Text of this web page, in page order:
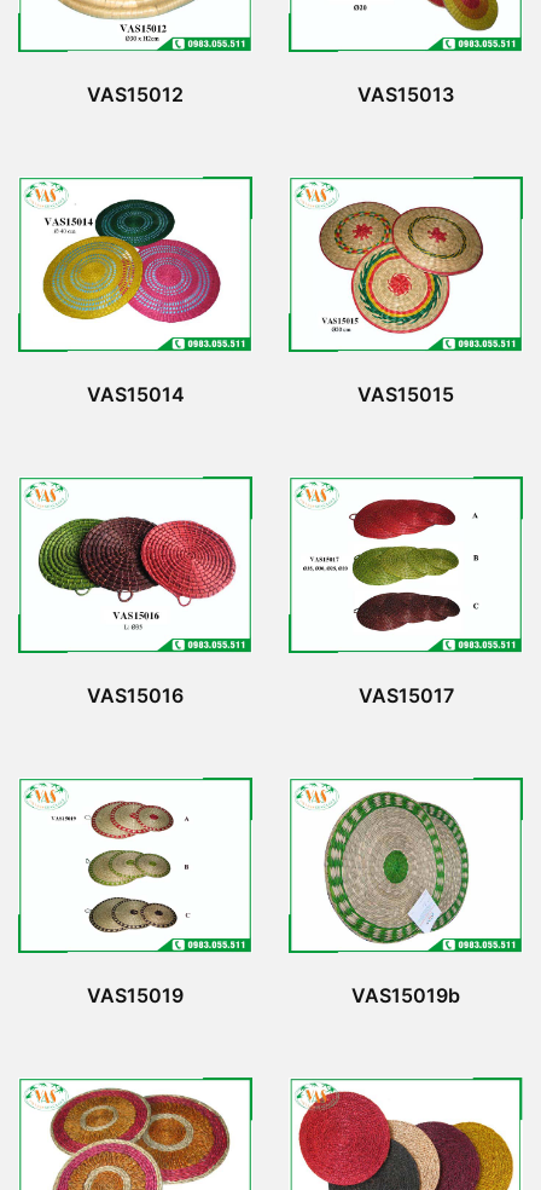
VAS15012 VAS15013
VAS15014 VAS15015
VAS15016 VAS15017
VAS15019 VAS15019b